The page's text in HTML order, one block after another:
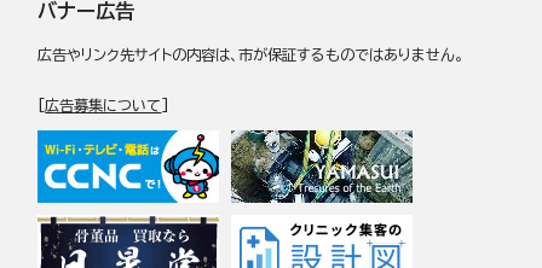
バナー広告
広告やリンク先サイトの内容は、市が保証するものではありません。
[広告募集について